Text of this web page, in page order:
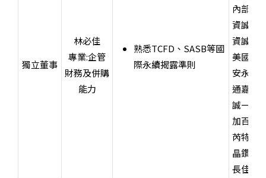
獨立董事
林必佳
專業:企管
財務及併購
能力
熟悉TCFD、SASB等國
際永續揭露準則
內部稽
資誠聯
資誠聯
美國國
安永聯
通嘉科
誠一聯
加百裕
芮特
晶鑽生
長佳機